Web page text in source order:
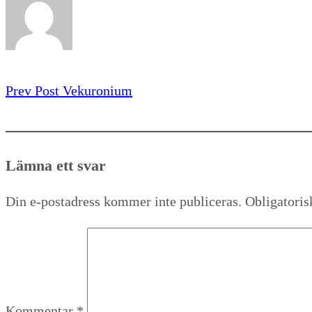
Prev Post Vekuronium
Lämna ett svar
Din e-postadress kommer inte publiceras.